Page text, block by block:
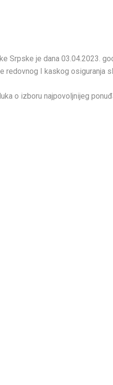
je dana 03.04.2023.
I kaskog osiguranja
o izboru najpovoljnijeg